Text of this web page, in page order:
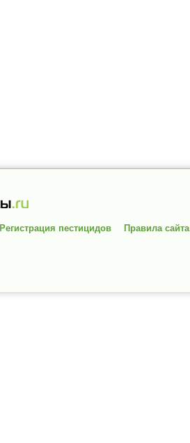
Регистрация пестицидов Правила сайта